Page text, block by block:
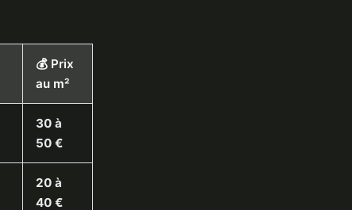
💰 Prix
au m²
30 à
50 €
20 à
40 €